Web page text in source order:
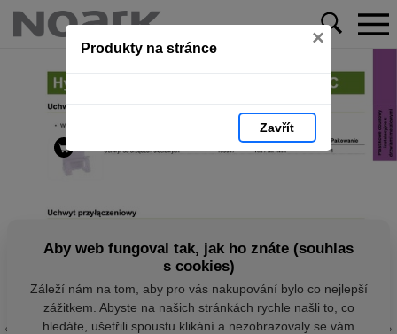
Produkty na stránce ×
Zavřít
Aby web fungoval tak, jak ho znáte (souhlas
s cookies)
Záleží nám na tom, aby pro vás nakupování bylo co nejlepší
zážitkem. Abyste na našich stránkách rychle našli to, co
hledáte, ušetřili spoustu klikání a nezobrazovaly se vám